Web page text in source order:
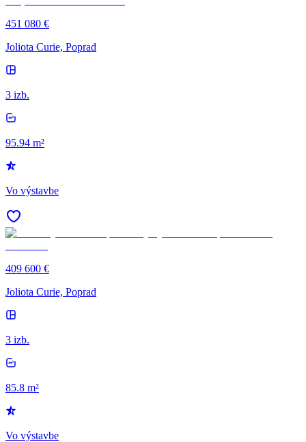
451 080 €
Joliota Curie, Poprad
3 izb.
95.94 m²
Vo výstavbe
409 600 €
Joliota Curie, Poprad
3 izb.
85.8 m²
Vo výstavbe